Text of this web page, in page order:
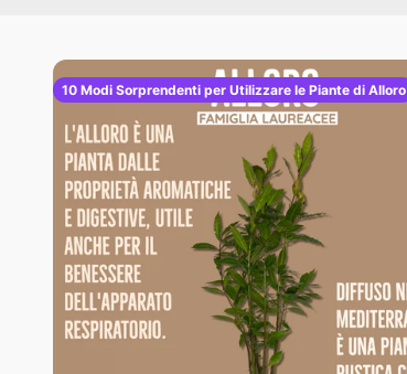
10 Modi Sorprendenti per Utilizzare le Piante di Alloro